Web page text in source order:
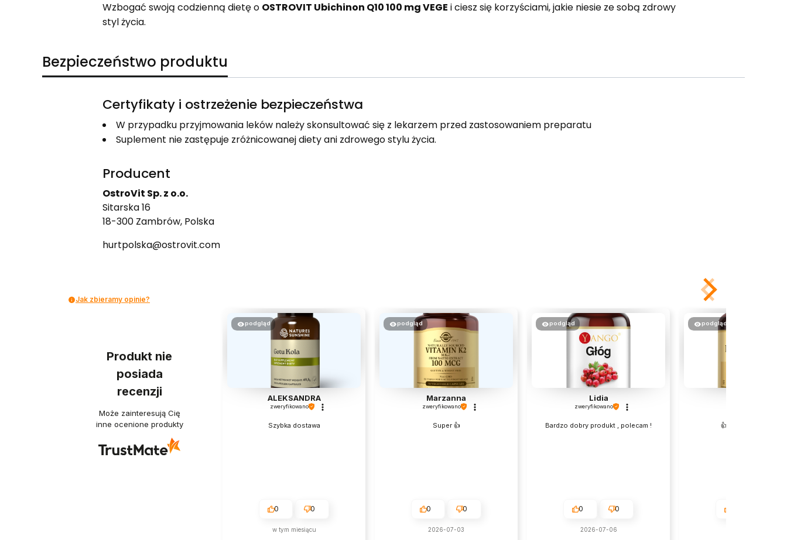
Wzbogać swoją codzienną dietę o OSTROVIT Ubichinon Q10 100 mg VEGE i ciesz się korzyściami, jakie niesie ze sobą zdrowy
styl życia.
Bezpieczeństwo produktu
Certyfikaty i ostrzeżenie bezpieczeństwa
W przypadku przyjmowania leków należy skonsultować się z lekarzem przed zastosowaniem preparatu
Suplement nie zastępuje zróżnicowanej diety ani zdrowego stylu życia.
Producent
OstroVit Sp. z o.o.
Sitarska 16
18-300 Zambrów, Polska
hurtpolska@ostrovit.com
Jak zbieramy opinie?
Produkt nie
posiada
recenzji
Może zainteresują Cię
inne ocenione produkty
podgląd
ALEKSANDRA
zweryfikowano
Szybka dostawa
0 0
w tym miesiącu
podgląd
Marzanna
zweryfikowano
Super 👍️
0 0
2026-07-03
podgląd
Lidia
zweryfikowano
Bardzo dobry produkt , polecam !
0 0
2026-07-06
podgląd
👍️Świetny preparat